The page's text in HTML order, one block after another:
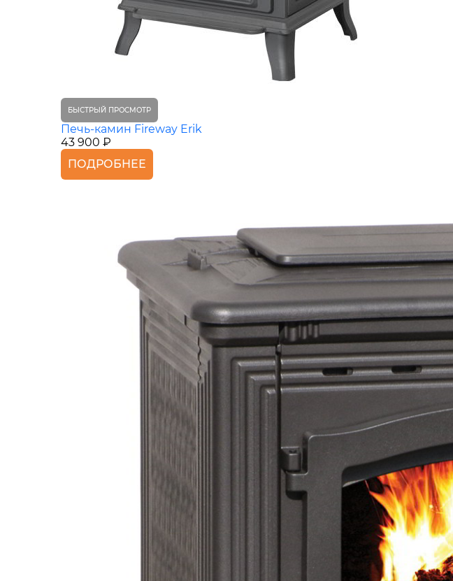
БЫСТРЫЙ ПРОСМОТР
Печь-камин Fireway Erik
43 900 ₽
ПОДРОБНЕЕ